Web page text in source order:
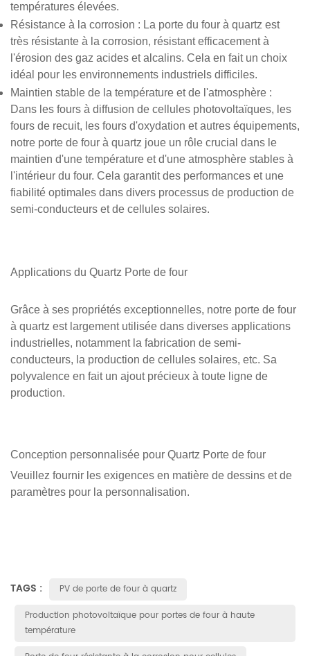
températures élevées.
Résistance à la corrosion : La porte du four à quartz est
très résistante à la corrosion, résistant efficacement à
l'érosion des gaz acides et alcalins. Cela en fait un choix
idéal pour les environnements industriels difficiles.
Maintien stable de la température et de l'atmosphère :
Dans les fours à diffusion de cellules photovoltaïques, les
fours de recuit, les fours d'oxydation et autres équipements,
notre porte de four à quartz joue un rôle crucial dans le
maintien d'une température et d'une atmosphère stables à
l'intérieur du four. Cela garantit des performances et une
fiabilité optimales dans divers processus de production de
semi-conducteurs et de cellules solaires.
Applications du Quartz Porte de four
Grâce à ses propriétés exceptionnelles, notre porte de four
à quartz est largement utilisée dans diverses applications
industrielles, notamment la fabrication de semi-
conducteurs, la production de cellules solaires, etc. Sa
polyvalence en fait un ajout précieux à toute ligne de
production.
Conception personnalisée pour Quartz Porte de four
Veuillez fournir les exigences en matière de dessins et de
paramètres pour la personnalisation.
TAGS :
PV de porte de four à quartz
Production photovoltaïque pour portes de four à haute
température